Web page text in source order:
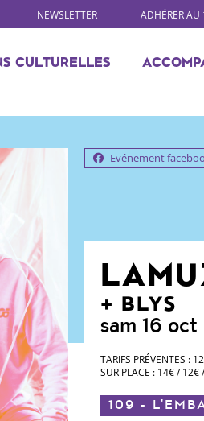
NEWSLETTER ADHÉRER AU
CULTURELLES
Evénement
BLYS
sam 16 oct
TARIFS PRÉVENTES :
SUR PLACE : 14€ / 12€
109 -